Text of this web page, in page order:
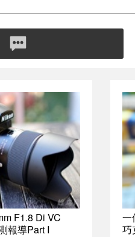
F1.8 Di VC
報導Part Ⅰ
一
巧